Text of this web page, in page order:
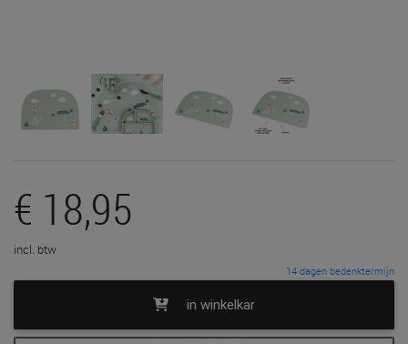
€ 18,95
incl. btw
14 dagen bedenktermijn
in winkelkar